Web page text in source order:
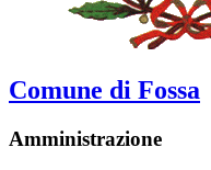
Comune di Fossa
Amministrazione